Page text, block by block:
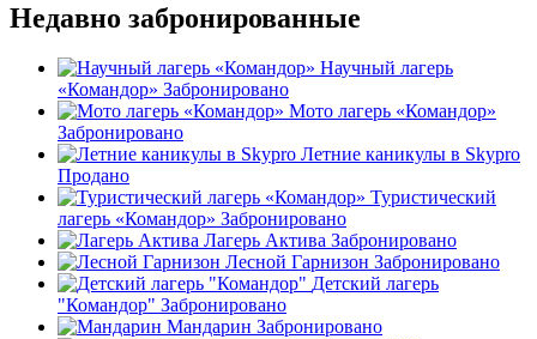
Недавно забронированные
Научный лагерь
«Командор» Забронировано
Мото лагерь «Командор»
Забронировано
Летние каникулы в Skypro
Продано
Туристический
лагерь «Командор» Забронировано
Лагерь Актива Забронировано
Лесной Гарнизон Забронировано
Детский лагерь
"Командор" Забронировано
Мандарин Забронировано